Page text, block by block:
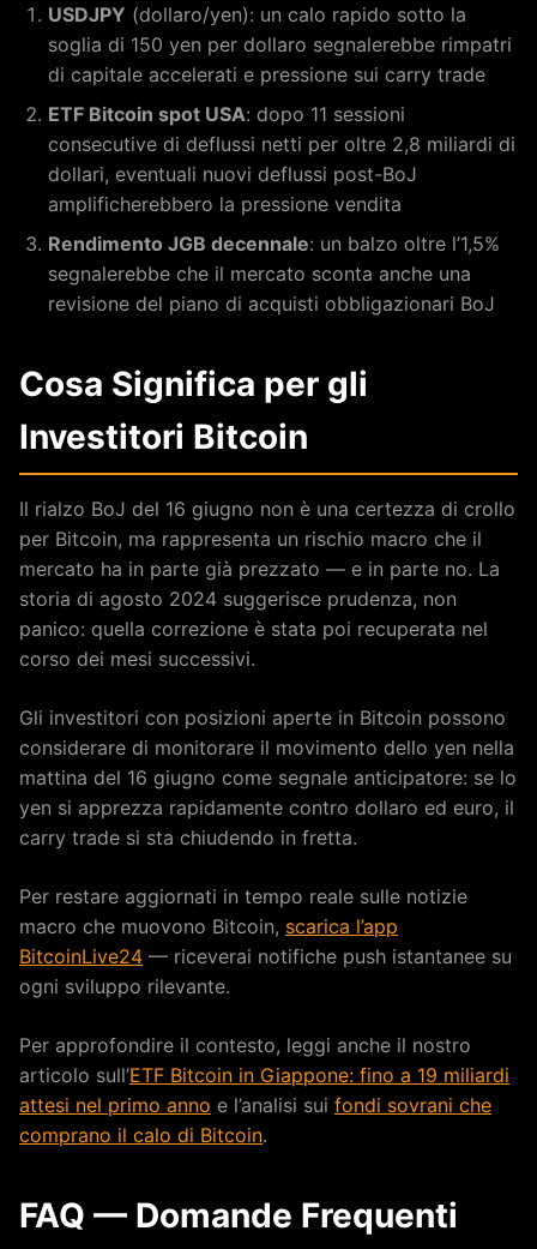
USDJPY (dollaro/yen): un calo rapido sotto la
soglia di 150 yen per dollaro segnalerebbe rimpatri
di capitale accelerati e pressione sui carry trade
ETF Bitcoin spot USA: dopo 11 sessioni
consecutive di deflussi netti per oltre 2,8 miliardi di
dollari, eventuali nuovi deflussi post-BoJ
amplificherebbero la pressione vendita
Rendimento JGB decennale: un balzo oltre l’1,5%
segnalerebbe che il mercato sconta anche una
revisione del piano di acquisti obbligazionari BoJ
Cosa Significa per gli
Investitori Bitcoin
Il rialzo BoJ del 16 giugno non è una certezza di crollo
per Bitcoin, ma rappresenta un rischio macro che il
mercato ha in parte già prezzato — e in parte no. La
storia di agosto 2024 suggerisce prudenza, non
panico: quella correzione è stata poi recuperata nel
corso dei mesi successivi.
Gli investitori con posizioni aperte in Bitcoin possono
considerare di monitorare il movimento dello yen nella
mattina del 16 giugno come segnale anticipatore: se lo
yen si apprezza rapidamente contro dollaro ed euro, il
carry trade si sta chiudendo in fretta.
Per restare aggiornati in tempo reale sulle notizie
macro che muovono Bitcoin, scarica l’app
BitcoinLive24 — riceverai notifiche push istantanee su
ogni sviluppo rilevante.
Per approfondire il contesto, leggi anche il nostro
articolo sull’ETF Bitcoin in Giappone: fino a 19 miliardi
attesi nel primo anno e l’analisi sui fondi sovrani che
comprano il calo di Bitcoin.
FAQ — Domande Frequenti